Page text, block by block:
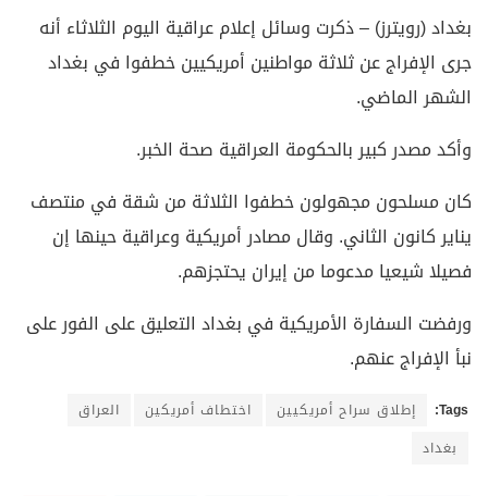
بغداد (رويترز) – ذكرت وسائل إعلام عراقية اليوم الثلاثاء أنه
جرى الإفراج عن ثلاثة مواطنين أمريكيين خطفوا في بغداد
الشهر الماضي.
وأكد مصدر كبير بالحكومة العراقية صحة الخبر.
كان مسلحون مجهولون خطفوا الثلاثة من شقة في منتصف
يناير كانون الثاني. وقال مصادر أمريكية وعراقية حينها إن
فصيلا شيعيا مدعوما من إيران يحتجزهم.
ورفضت السفارة الأمريكية في بغداد التعليق على الفور على
نبأ الإفراج عنهم.
Tags: إطلاق سراح أمريكيين اختطاف أمريكين
العراق
بغداد